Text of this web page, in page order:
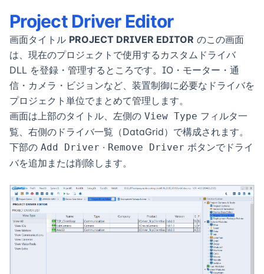
Project Driver Editor
画面タイトル PROJECT DRIVER EDITOR のこの画面
は、現在のプロジェクトで使用するカスタムドライバ
DLL を登録・管理するところです。IO・モーター・通
信・カメラ・ビジョンなど、装置制御に必要なドライバを
プロジェクト単位でまとめて管理します。
画面は上部のタイトル、左側の View Type フィルタ一
覧、右側のドライバ一覧（DataGrid）で構成されます。
下部の Add Driver · Remove Driver ボタンでドライ
バを追加または削除します。